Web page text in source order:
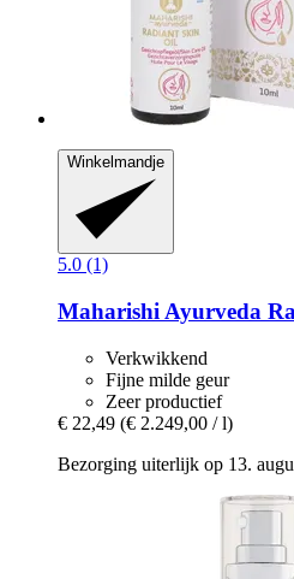
Winkelmandje
5.0 (1)
Maharishi Ayurveda
Verkwikkend
Fijne milde geur
Zeer productief
€ 22,49 (€ 2.249,00 / l)
Bezorging uiterlijk op 13.